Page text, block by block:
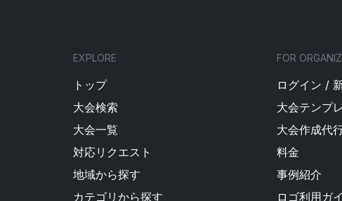
EXPLORE
トップ
大会検索
大会一覧
対応リクエスト
地域から探す
カテゴリから探す
FOR
ログイン /
大会テンプ
大会作成代
料金
事例紹介
ロゴ利用ガ